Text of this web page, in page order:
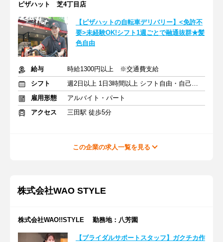
ピザハット 芝4丁目店
【ピザハットの自転車デリバリー】<免許不
要>未経験OK!シフト1週ごとで融通抜群★髪
色自由
給与
時給1300円以上 ※交通費支給
シフト
週2日以上 1日3時間以上 シフト自由・自己申告
雇用形態
アルバイト・パート
アクセス
三田駅 徒歩5分
この企業の求人一覧を見る
株式会社WAO STYLE
株式会社WAO!!STYLE 勤務地：八芳園
【ブライダルサポートスタッフ】ガクチカ作